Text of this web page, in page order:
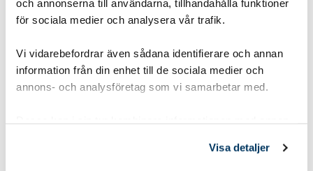
och annonserna till användarna, tillhandahålla funktioner
för sociala medier och analysera vår trafik.
Vi vidarebefordrar även sådana identifierare och annan
information från din enhet till de sociala medier och
annons- och analysföretag som vi samarbetar med.
samlat in när du har använt deras tjänster.
Visa detaljer
Du kanske också är intresserad av